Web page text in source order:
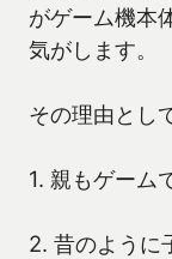
がゲーム機本
気がします。
その理由とし
1. 親もゲーム
2. 昔のように